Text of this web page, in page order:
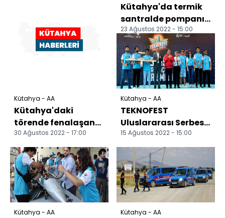
Kütahya - AA
Kütahya'daki
törende fenalaşan
gazi oğlu Turgut
Kaçmaz hayatını
kaybetti
30 Ağustos 2022 - 17:00
Kütahya'da termik
santralde pompanın
altında kalan
işçilerden biri öldü,
di...
23 Ağustos 2022 - 15:00
Kütahya - AA
TEKNOFEST
Uluslararası Serbest
Görev İHA Yarışması
sonuçları açıklandı
15 Ağustos 2022 - 15:00
Kütahya - AA Kütahya - AA